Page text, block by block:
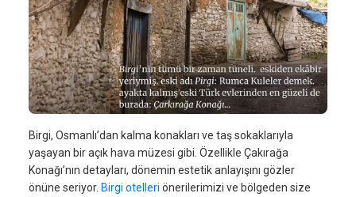
Birgi, Osmanlı’dan kalma konakları ve taş sokaklarıyla
yaşayan bir açık hava müzesi gibi. Özellikle Çakırağa
Konağı’nın detayları, dönemin estetik anlayışını gözler
önüne seriyor. Birgi otelleri önerilerimizi ve bölgeden size